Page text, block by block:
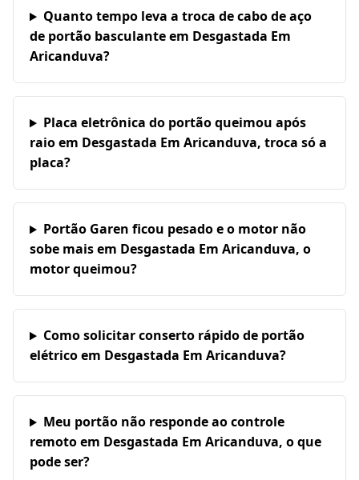
Quanto tempo leva a troca de cabo de aço
de portão basculante em Desgastada Em
Aricanduva?
Placa eletrônica do portão queimou após
raio em Desgastada Em Aricanduva, troca só a
placa?
Portão Garen ficou pesado e o motor não
sobe mais em Desgastada Em Aricanduva, o
motor queimou?
Como solicitar conserto rápido de portão
elétrico em Desgastada Em Aricanduva?
Meu portão não responde ao controle
remoto em Desgastada Em Aricanduva, o que
pode ser?